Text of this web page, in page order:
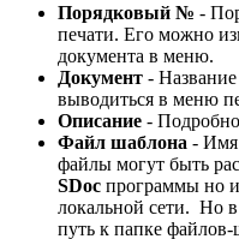
Порядковый № -
печати. Его можно
документа в меню.
Документ -
выводиться в меню
Описание -
Файл шаблона - Имя
файлы могут быть
SDoc программы но
локальной сети.
путь к папке